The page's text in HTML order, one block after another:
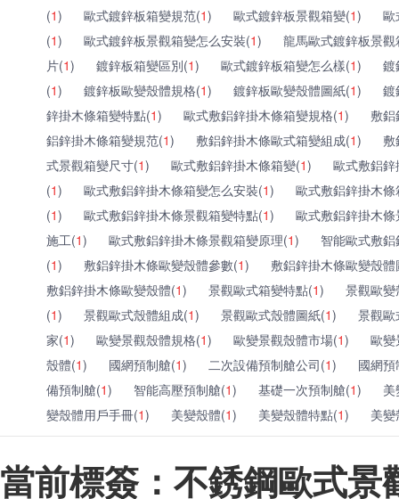
(1) 歐式鍍鋅板箱變規范(1) 歐式鍍鋅板景觀箱變(1)
歐
(1) 歐式鍍鋅板景觀箱變怎么安裝(1)
龍馬歐式鍍鋅板景
片(1) 鍍鋅板箱變區別(1) 歐式鍍鋅板箱變怎么樣(1)
鍍
(1) 鍍鋅板歐變殼體規格(1) 鍍鋅板歐變殼體圖紙(1)
鍍
鋅掛木條箱變特點(1) 歐式敷鋁鋅掛木條箱變規格(1)
敷
鋁鋅掛木條箱變規范(1) 敷鋁鋅掛木條歐式箱變組成(1)
式景觀箱變尺寸(1) 歐式敷鋁鋅掛木條箱變(1)
歐式敷鋁
(1) 歐式敷鋁鋅掛木條箱變怎么安裝(1)
歐式敷鋁鋅掛木
(1) 歐式敷鋁鋅掛木條景觀箱變特點(1)
歐式敷鋁鋅掛木
施工(1) 歐式敷鋁鋅掛木條景觀箱變原理(1)
智能歐式敷
(1) 敷鋁鋅掛木條歐變殼體參數(1)
敷鋁鋅掛木條歐變殼
敷鋁鋅掛木條歐變殼體(1) 景觀歐式箱變特點(1)
景觀歐
(1) 景觀歐式殼體組成(1) 景觀歐式殼體圖紙(1)
景觀
家(1) 歐變景觀殼體規格(1) 歐變景觀殼體市場(1)
歐變
殼體(1) 國網預制艙(1) 二次設備預制艙公司(1)
國網
備預制艙(1) 智能高壓預制艙(1) 基礎一次預制艙(1)
變殼體用戶手冊(1) 美變殼體(1) 美變殼體特點(1) 美
當前標簽：不銹鋼歐式景